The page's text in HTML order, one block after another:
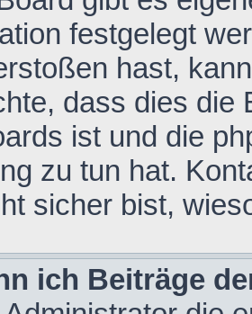
festgelegt
hast,
dass dies die
ist und die
zu tun hat.
sicher bist,
ich Beiträge